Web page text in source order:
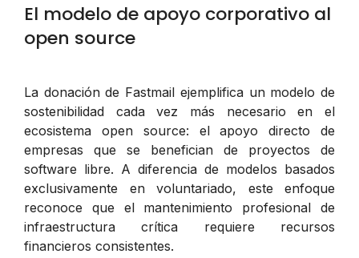
El modelo de apoyo corporativo al
open source
La donación de Fastmail ejemplifica un modelo de
sostenibilidad cada vez más necesario en el
ecosistema open source: el apoyo directo de
empresas que se benefician de proyectos de
software libre. A diferencia de modelos basados
exclusivamente en voluntariado, este enfoque
reconoce que el mantenimiento profesional de
infraestructura crítica requiere recursos
financieros consistentes.